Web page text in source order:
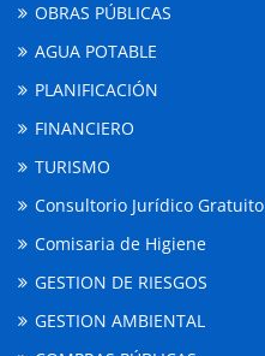
OBRAS PÚBLICAS
AGUA POTABLE
PLANIFICACIÓN
FINANCIERO
TURISMO
Consultorio Jurídico Gratuito
Comisaria de Higiene
GESTION DE RIESGOS
GESTION AMBIENTAL